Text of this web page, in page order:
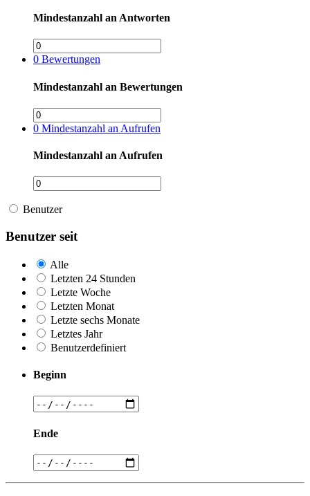
Mindestanzahl an Antworten
0 Bewertungen
Mindestanzahl an Bewertungen
0 Mindestanzahl an Aufrufen
Mindestanzahl an Aufrufen
Benutzer
Benutzer seit
Alle
Letzten 24 Stunden
Letzte Woche
Letzten Monat
Letzte sechs Monate
Letztes Jahr
Benutzerdefiniert
Beginn
Ende